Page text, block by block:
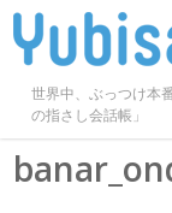
世界中、ぶっつけ本
の指さし会話帳」